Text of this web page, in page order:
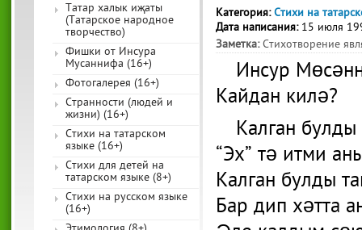
Категория:Стихи на
Дата написания: 15 июля
Заметка:Стихотворение
Инсур
Кайдан килә?
Калган
“Эх” тә итми
Калган булды
Бар дип хәтта
Татар халык иҗаты
(Татарское народное
творчество)
Фишки от Инсура
Мусаннифа (16+)
Фотогалерея (16+)
Странности (людей и
жизни) (16+)
Стихи на татарском
языке (16+)
Стихи для детей на
татарском языке (8+)
Стихи на русском языке
(16+)